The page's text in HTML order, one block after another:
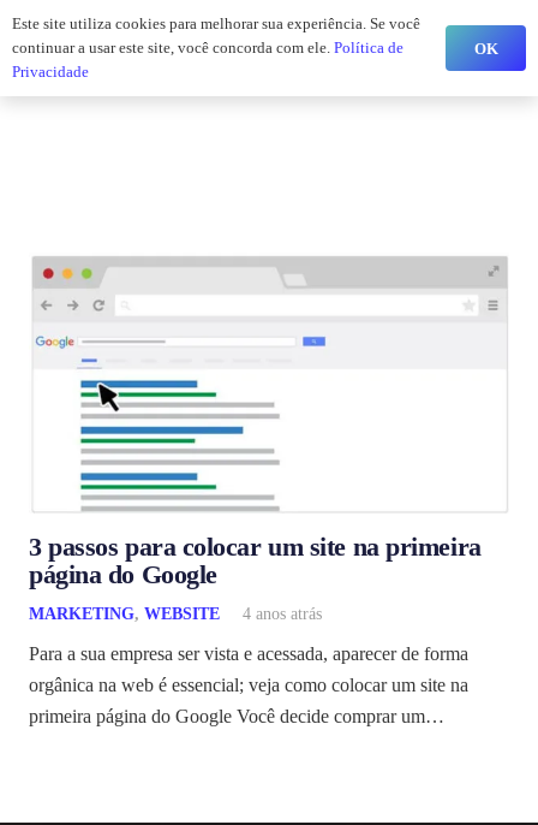
jw@efeito.digital
3 passos para colocar um site na primeira
página do Google
MARKETING, WEBSITE 4 anos atrás
Para a sua empresa ser vista e acessada, aparecer de forma
orgânica na web é essencial; veja como colocar um site na
primeira página do Google Você decide comprar um…
Este site utiliza cookies para melhorar sua experiência. Se você
continuar a usar este site, você concorda com ele. Política de
Privacidade
OK